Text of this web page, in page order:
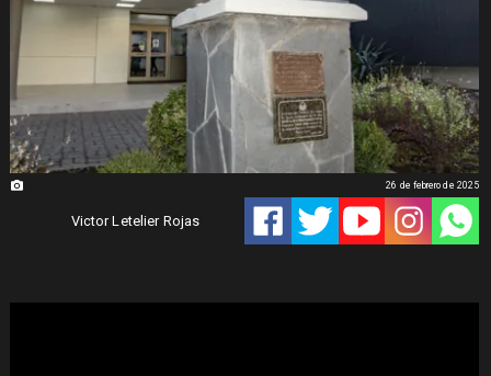
Victor Letelier Rojas
26 de febrero de 2025